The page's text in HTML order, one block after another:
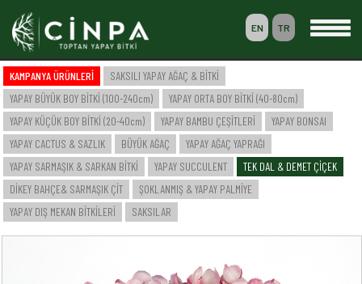
EN TR
SEPETİM
ÜYELİK
-- ANASAYFA --
-- KURUMSAL --
SAKSILI YAPAY AĞAÇ & BİTKİ
YAPAY KÜÇÜK BOY BİTKİ (20-40cm)
KAMPANYA ÜRÜNLERİ
SAKSILI YAPAY AĞAÇ & BİTKİ
YAPAY BÜYÜK BOY BİTKİ (100-240cm)
YAPAY ORTA BOY BİTKİ (40-80cm)
YAPAY KÜÇÜK BOY BİTKİ (20-40cm)
YAPAY BAMBU ÇEŞİTLERİ
YAPAY BONSAI
YAPAY CACTUS & SAZLIK
BÜYÜK AĞAÇ
YAPAY AĞAÇ YAPRAĞI
YAPAY SARMAŞIK & SARKAN BİTKİ
YAPAY SUCCULENT
TEK DAL & DEMET ÇİÇEK
DİKEY BAHÇE& SARMAŞIK ÇİT
ŞOKLANMIŞ & YAPAY PALMİYE
YAPAY DIŞ MEKAN BİTKİLERİ
SAKSILAR